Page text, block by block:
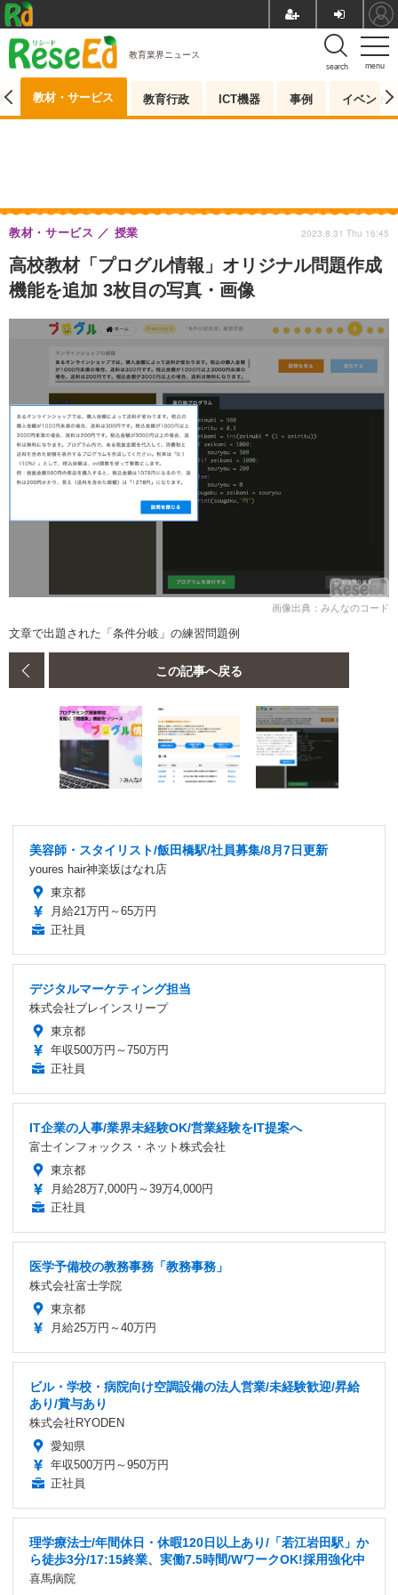
menu
search
教育業界ニュース
教材・サービス 教育行政 ICT機器 事例 イベント
高校教材「プログル情報」​​オリジナル問題作成
機能を追加 3枚目の写真・画像
教材・サービス 授業 2023.8.31 Thu 16:45
画像出典：みんなのコード
文章で出題された「条件分岐」の練習問題例
この記事へ戻る
美容師・スタイリスト/飯田橋駅/社員募集/8月7日更新
youres hair神楽坂はなれ店
東京都
月給21万円～65万円
正社員
デジタルマーケティング担当
株式会社ブレインスリープ
東京都
年収500万円～750万円
正社員
IT企業の人事/業界未経験OK/営業経験をIT提案へ
富士インフォックス・ネット株式会社
東京都
月給28万7,000円～39万4,000円
正社員
医学予備校の教務事務「教務事務」
株式会社富士学院
東京都
月給25万円～40万円
ビル・学校・病院向け空調設備の法人営業/未経験歓迎/昇給
あり/賞与あり
株式会社RYODEN
愛知県
年収500万円～950万円
正社員
理学療法士/年間休日・休暇120日以上あり/「若江岩田駅」か
ら徒歩3分/17:15終業、実働7.5時間/WワークOK!採用強化中
喜馬病院